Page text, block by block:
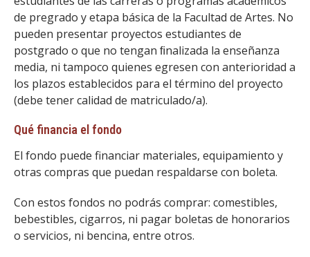
de pregrado y etapa básica de la Facultad de Artes. No
pueden presentar proyectos estudiantes de
postgrado o que no tengan ﬁnalizada la enseñanza
media, ni tampoco quienes egresen con anterioridad a
los plazos establecidos para el término del proyecto
(debe tener calidad de matriculado/a).
Qué financia el fondo
El fondo puede financiar materiales, equipamiento y
otras compras que puedan respaldarse con boleta.
Con estos fondos no podrás comprar: comestibles,
bebestibles, cigarros, ni pagar boletas de honorarios
o servicios, ni bencina, entre otros.